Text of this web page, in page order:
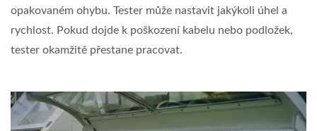
opakovaném ohybu. Tester může nastavit jakýkoli úhel a
rychlost. Pokud dojde k poškození kabelu nebo podložek,
tester okamžitě přestane pracovat.